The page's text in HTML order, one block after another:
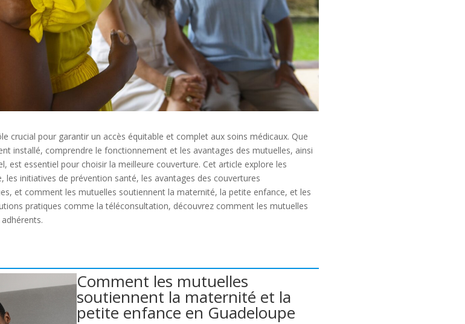
crucial pour garantir un accès équitable et complet aux soins médicaux. Que
installé, comprendre le fonctionnement et les avantages des mutuelles, ainsi
est essentiel pour choisir la meilleure couverture. Cet article explore les
initiatives de prévention santé, les avantages des couvertures
et comment les mutuelles soutiennent la maternité, la petite enfance, et les
pratiques comme la téléconsultation, découvrez comment les mutuelles
Comment les mutuelles
soutiennent la maternité et la
petite enfance en Guadeloupe